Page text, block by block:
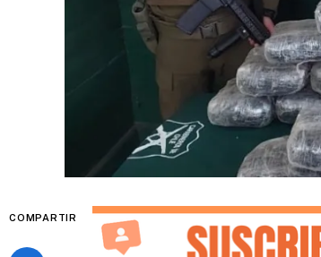
COMPARTIR